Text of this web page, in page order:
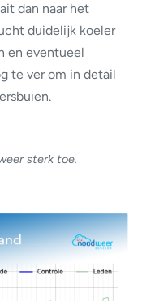
dan naar het
duidelijk koeler
en eventueel
te ver om in detail
sterk toe.